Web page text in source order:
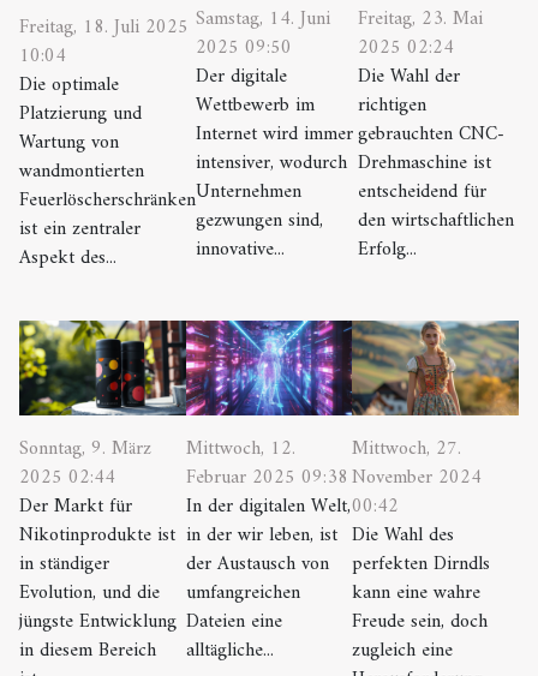
Freitag, 18. Juli 2025
10:04
Die optimale
Platzierung und
Wartung von
wandmontierten
Feuerlöscherschränken
ist ein zentraler
Aspekt des...
Samstag, 14. Juni
2025 09:50
Der digitale
Wettbewerb im
Internet wird immer
intensiver, wodurch
Unternehmen
gezwungen sind,
innovative...
Freitag, 23. Mai
2025 02:24
Die Wahl der
richtigen
gebrauchten CNC-
Drehmaschine ist
entscheidend für
den wirtschaftlichen
Erfolg...
Sonntag, 9. März
2025 02:44
Der Markt für
Nikotinprodukte ist
in ständiger
Evolution, und die
jüngste Entwicklung
in diesem Bereich
Mittwoch, 12.
Februar 2025 09:38
In der digitalen Welt,
in der wir leben, ist
der Austausch von
umfangreichen
Dateien eine
alltägliche...
Mittwoch, 27.
November 2024
00:42
Die Wahl des
perfekten Dirndls
kann eine wahre
Freude sein, doch
zugleich eine